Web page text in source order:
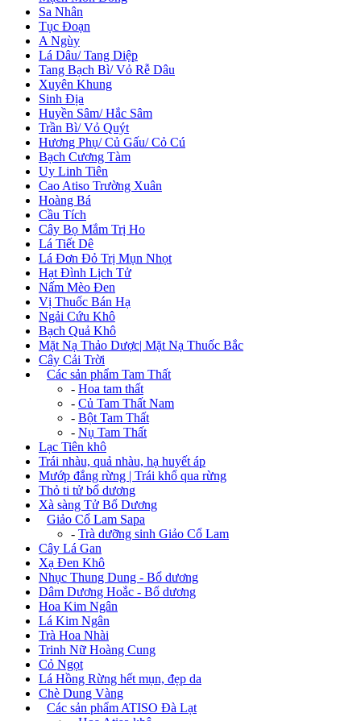
Sa Nhân
Tục Đoạn
A Ngùy
Lá Dâu/ Tang Diệp
Tang Bạch Bì/ Vỏ Rễ Dâu
Xuyên Khung
Sinh Địa
Huyền Sâm/ Hắc Sâm
Trần Bì/ Vỏ Quýt
Hương Phụ/ Củ Gấu/ Cỏ Cú
Bạch Cương Tàm
Uy Linh Tiên
Cao Atiso Trường Xuân
Hoàng Bá
Cầu Tích
Cây Bọ Mắm Trị Ho
Lá Tiết Dê
Lá Đơn Đỏ Trị Mụn Nhọt
Hạt Đình Lịch Tử
Nấm Mèo Đen
Vị Thuốc Bán Hạ
Ngải Cứu Khô
Bạch Quả Khô
Mặt Nạ Thảo Dược| Mặt Nạ Thuốc Bắc
Cây Cải Trời
Các sản phẩm Tam Thất
- Hoa tam thất
- Củ Tam Thất Nam
- Bột Tam Thất
- Nụ Tam Thất
Lạc Tiên khô
Trái nhàu, quả nhàu, hạ huyết áp
Mướp đắng rừng | Trái khổ qua rừng
Thỏ ti tử bổ dương
Xà sàng Tử Bổ Dương
Giảo Cổ Lam Sapa
- Trà dưỡng sinh Giảo Cổ Lam
Cây Lá Gan
Xạ Đen Khô
Nhục Thung Dung - Bổ dương
Dâm Dương Hoắc - Bổ dương
Hoa Kim Ngân
Lá Kim Ngân
Trà Hoa Nhài
Trinh Nữ Hoàng Cung
Cỏ Ngọt
Lá Hồng Rừng hết mụn, đẹp da
Chè Dung Vàng
Các sản phẩm ATISO Đà Lạt